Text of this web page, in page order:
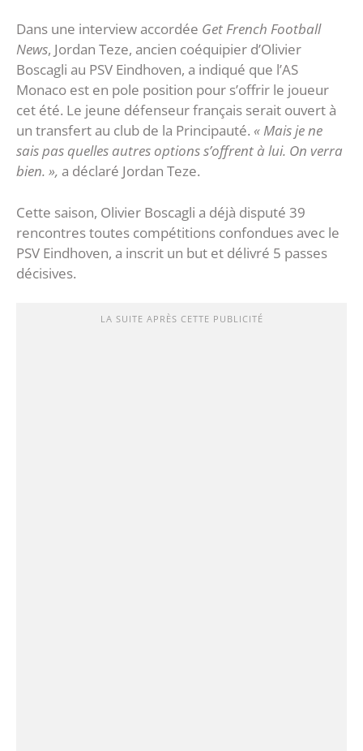
Dans une interview accordée Get French Football
News, Jordan Teze, ancien coéquipier d’Olivier
Boscagli au PSV Eindhoven, a indiqué que l’AS
Monaco est en pole position pour s’offrir le joueur
cet été. Le jeune défenseur français serait ouvert à
un transfert au club de la Principauté. « Mais je ne
sais pas quelles autres options s’offrent à lui. On verra
bien. », a déclaré Jordan Teze.
Cette saison, Olivier Boscagli a déjà disputé 39
rencontres toutes compétitions confondues avec le
PSV Eindhoven, a inscrit un but et délivré 5 passes
décisives.
LA SUITE APRÈS CETTE PUBLICITÉ